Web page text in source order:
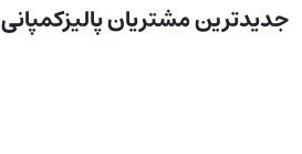
جدیدترین مشتریان پالیزکمپانی